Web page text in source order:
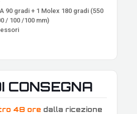
90 gradi + 1 Molex 180 gradi (550
/ 100 /100 mm)
CONSEGNA
48 ore dalla ricezione